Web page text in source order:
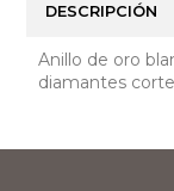
DESCRIPCIÓN
Anillo de oro
diamantes